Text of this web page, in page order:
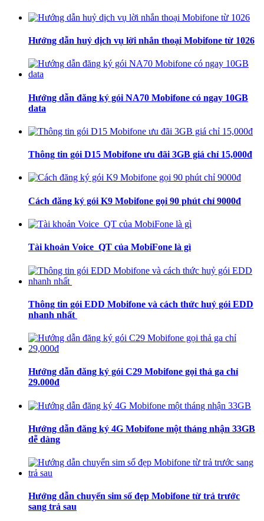
Hướng dẫn huỷ dịch vụ lời nhắn thoại Mobifone từ 1026
Hướng dẫn đăng ký gói NA70 Mobifone có ngay 10GB
data
Thông tin gói D15 Mobifone ưu đãi 3GB giá chỉ 15,000đ
Cách đăng ký gói K9 Mobifone gọi 90 phút chỉ 9000đ
Tài khoản Voice_QT của MobiFone là gì
Thông tin gói EDD Mobifone và cách thức huỷ gói EDD
nhanh nhất
Hướng dẫn đăng ký gói C29 Mobifone gọi thả ga chỉ
29.000đ
Hướng dẫn đăng ký 4G Mobifone một tháng nhận 33GB
dễ dàng
Hướng dẫn chuyển sim số đẹp Mobifone từ trả trước
sang trả sau